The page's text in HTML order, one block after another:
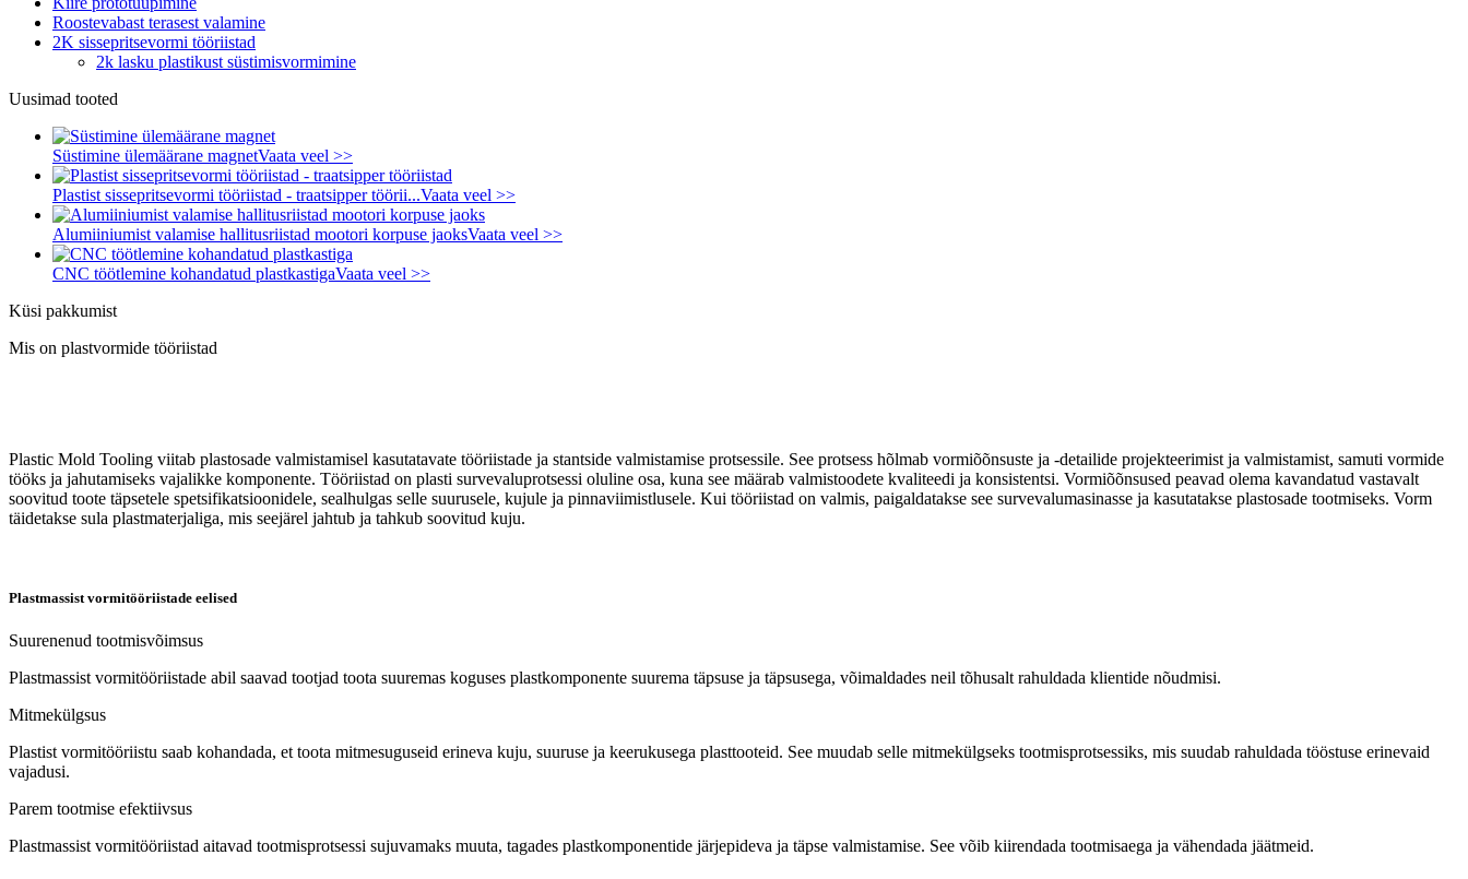
Roostevabast terasest valamine
2K sissepritsevormi tööriistad
2k lasku plastikust süstimisvormimine
Uusimad tooted
Süstimine ülemäärane magnetVaata veel >>
Plastist sissepritsevormi tööriistad - traatsipper töörii...Vaata veel >>
Alumiiniumist valamise hallitusriistad mootori korpuse jaoksVaata veel >>
CNC töötlemine kohandatud plastkastigaVaata veel >>
Küsi pakkumist
Mis on plastvormide tööriistad
Plastic Mold Tooling viitab plastosade valmistamisel kasutatavate tööriistade ja stantside valmistamise protsessile. See protsess hõlmab vormiõõnsuste ja -detailide projekteerimist ja valmistamist, samuti vormide
tööks ja jahutamiseks vajalikke komponente. Tööriistad on plasti survevaluprotsessi oluline osa, kuna see määrab valmistoodete kvaliteedi ja konsistentsi. Vormiõõnsused peavad olema kavandatud vastavalt
soovitud toote täpsetele spetsifikatsioonidele, sealhulgas selle suurusele, kujule ja pinnaviimistlusele. Kui tööriistad on valmis, paigaldatakse see survevalumasinasse ja kasutatakse plastosade tootmiseks. Vorm
täidetakse sula plastmaterjaliga, mis seejärel jahtub ja tahkub soovitud kuju.
Plastmassist vormitööriistade eelised
Suurenenud tootmisvõimsus
Plastmassist vormitööriistade abil saavad tootjad toota suuremas koguses plastkomponente suurema täpsuse ja täpsusega, võimaldades neil tõhusalt rahuldada klientide nõudmisi.
Mitmekülgsus
Plastist vormitööriistu saab kohandada, et toota mitmesuguseid erineva kuju, suuruse ja keerukusega plasttooteid. See muudab selle mitmekülgseks tootmisprotsessiks, mis suudab rahuldada tööstuse erinevaid
vajadusi.
Parem tootmise efektiivsus
Plastmassist vormitööriistad aitavad tootmisprotsessi sujuvamaks muuta, tagades plastkomponentide järjepideva ja täpse valmistamise. See võib kiirendada tootmisaega ja vähendada jäätmeid.